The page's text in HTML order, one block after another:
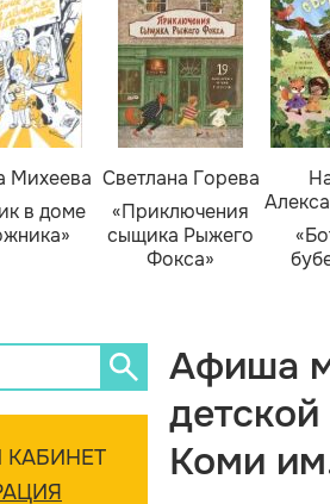
Михеева
в доме
Светлана Горева
«Приключения
сыщика Рыжего
Фокса»
Афиша
Коми